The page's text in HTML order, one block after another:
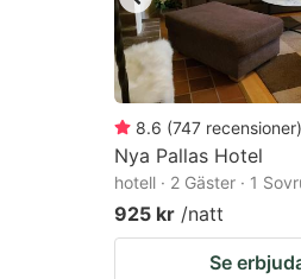
get
the
keyboard
shortcuts
for
changing
dates.
8.6 (747 recensioner)
Nya Pallas Hotel
hotell · 2 Gäster · 1
925 kr /natt
Se